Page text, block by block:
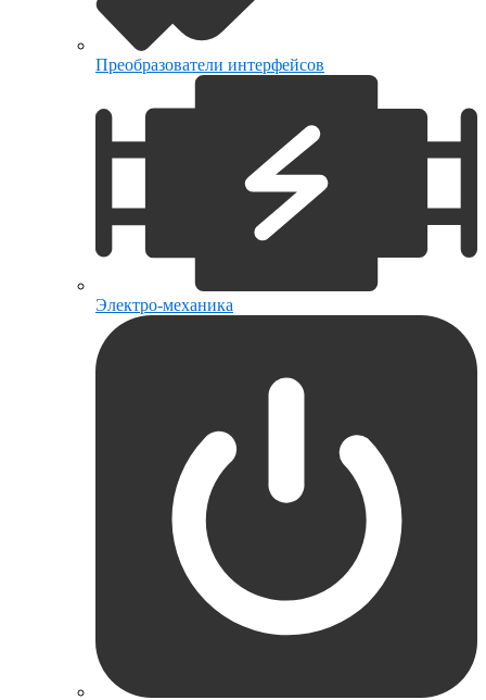
Преобразователи интерфейсов
Электро-механика